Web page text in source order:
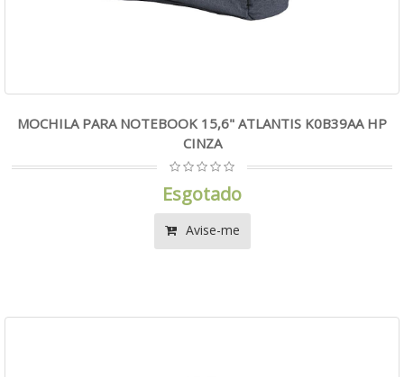
MOCHILA PARA NOTEBOOK 15,6" ATLANTIS K0B39AA HP
CINZA
Esgotado
Avise-me